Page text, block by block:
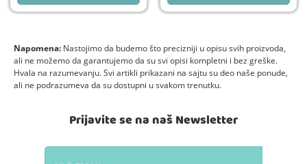
Napomena: Nastojimo da budemo što precizniji u opisu svih proizvoda,
ali ne možemo da garantujemo da su svi opisi kompletni i bez greške.
Hvala na razumevanju. Svi artikli prikazani na sajtu su deo naše ponude,
ali ne podrazumeva da su dostupni u svakom trenutku.
Prijavite se na naš Newsletter